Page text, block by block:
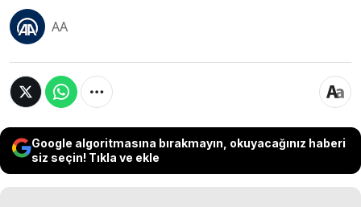
AA
Google algoritmasına bırakmayın, okuyacağınız haberi
siz seçin! Tıkla ve ekle